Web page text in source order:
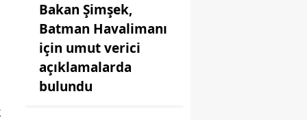
Bakan Şimşek,
Batman Havalimanı
için umut verici
açıklamalarda
bulundu